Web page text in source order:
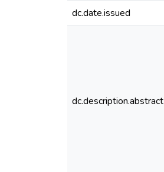
dc.date.issued
dc.description.abstract